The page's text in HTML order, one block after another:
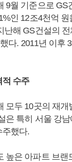
9월 기준으로 GS
인 12조4천억
난해 GS건설의
다. 2011년 이후
수주
모두 10곳의 재
은 특히 서울 강
주했다.
높은 아파트 브랜